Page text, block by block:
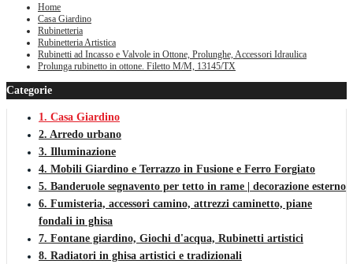
Home
Casa Giardino
Rubinetteria
Rubinetteria Artistica
Rubinetti ad Incasso e Valvole in Ottone, Prolunghe, Accessori Idraulica
Prolunga rubinetto in ottone. Filetto M/M, 13145/TX
Categorie
1. Casa Giardino
2. Arredo urbano
3. Illuminazione
4. Mobili Giardino e Terrazzo in Fusione e Ferro Forgiato
5. Banderuole segnavento per tetto in rame | decorazione esterno
6. Fumisteria, accessori camino, attrezzi caminetto, piane
fondali in ghisa
7. Fontane giardino, Giochi d'acqua, Rubinetti artistici
8. Radiatori in ghisa artistici e tradizionali